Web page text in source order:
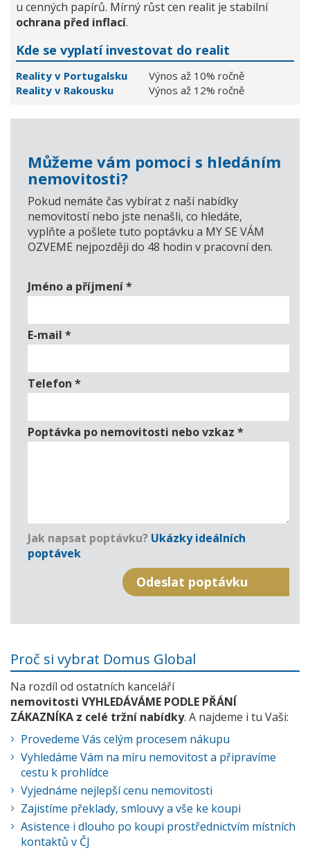
u cenných papírů. Mírný růst cen realit je stabilní
ochrana před inflací.
Kde se vyplatí investovat do realit
Reality v Portugalsku
Výnos až 10% ročně
Reality v Rakousku
Výnos až 12% ročně
Můžeme vám pomoci s hledáním
nemovitosti?
Pokud nemáte čas vybírat z naší nabídky
nemovitostí nebo jste nenašli, co hledáte,
vyplňte a pošlete tuto poptávku a MY SE VÁM
OZVEME nejpozději do 48 hodin v pracovní den.
Jméno a příjmení*
E-mail *
Telefon *
Poptávka po nemovitosti nebo vzkaz *
Jak napsat poptávku? Ukázky ideálních
poptávek
Proč si vybrat Domus Global
Na rozdíl od ostatních kanceláří
nemovitosti VYHLEDÁVÁME PODLE PŘÁNÍ
ZÁKAZNÍKA z celé tržní nabídky. A najdeme i tu Vaši:
Provedeme Vás celým procesem nákupu
Vyhledáme Vám na míru nemovitost a připravíme
cestu k prohlídce
Vyjednáme nejlepší cenu nemovitosti
Zajistíme překlady, smlouvy a vše ke koupi
Asistence i dlouho po koupi prostřednictvím místních
kontaktů v ČJ